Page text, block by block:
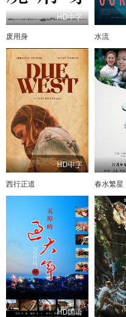
HD中字
废用身 水流
HD中字
西行正道 春水繁星
HD国语